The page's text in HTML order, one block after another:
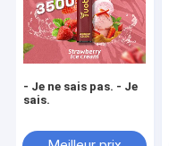
- Je ne sais pas. - Je
sais.